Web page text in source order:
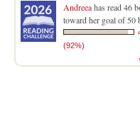
Andreeahas read 46
toward her goal of 50
(92%)